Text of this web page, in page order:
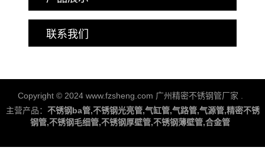
联系我们
Copyright © 2024 www.fzsheng.com 广州精密不锈钢管厂家 .
主营产品： 不锈钢ba管,不锈钢光亮管,气缸管,气路管,气源管,精密不锈
钢管,不锈钢毛细管,不锈钢厚壁管,不锈钢薄壁管,合金管